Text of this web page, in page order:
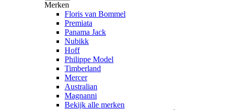
Merken
Floris van Bommel
Premiata
Panama Jack
Nubikk
Hoff
Philippe Model
Timberland
Mercer
Australian
Magnanni
Bekijk alle merken